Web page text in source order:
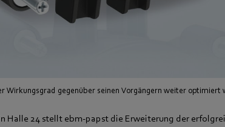
Wirkungsgrad gegenüber seinen Vorgängern weiter optimiert
Halle 24 stellt ebm-papst die Erweiterung der